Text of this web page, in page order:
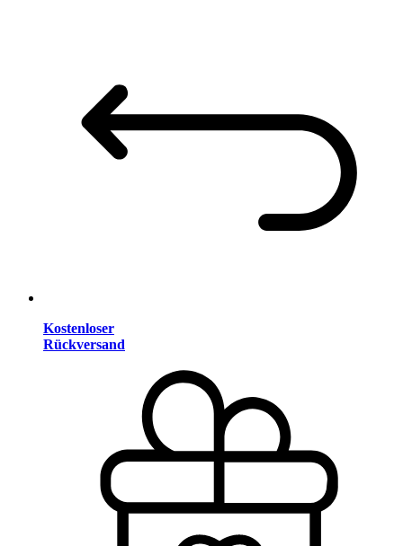
Kostenloser
Rückversand